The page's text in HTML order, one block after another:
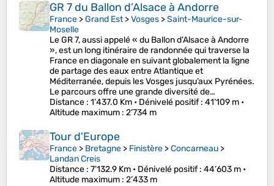
GR 7 du Ballon d’Alsace à Andorre
France >Grand Est>Vosges >Saint-Maurice-sur-
Moselle
Le GR 7, aussi appelé « du Ballon d’Alsace à Andorre
», est un long itinéraire de randonnée qui traverse la
France en diagonale en suivant globalement la ligne
de partage des eaux entre Atlantique et
Méditerranée, depuis les Vosges jusqu’aux Pyrénées.
Le parcours offre une grande diversité de…
Distance : 1’437.0 Km • Dénivelé positif: 41’109 m •
Altitude maximum : 2’734 m
Tour d'Europe
France > Bretagne > Finistère >Concarneau >
Landan Creis
Distance : 7’132.9 Km • Dénivelé positif: 44’603 m •
Altitude maximum : 2’433 m